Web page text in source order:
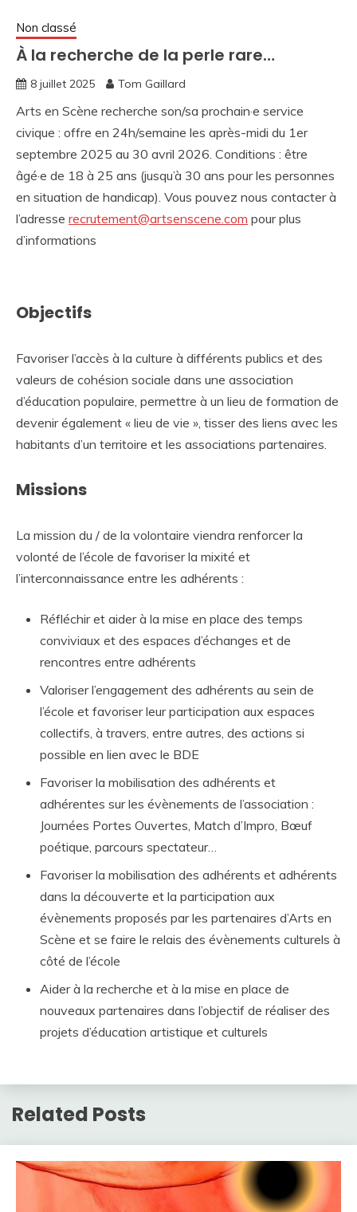
Non classé
À la recherche de la perle rare…
8 juillet 2025 Tom Gaillard
Arts en Scène recherche son/sa prochain·e service
civique : offre en 24h/semaine les après-midi du 1er
septembre 2025 au 30 avril 2026. Conditions : être
âgé·e de 18 à 25 ans (jusqu’à 30 ans pour les personnes
en situation de handicap). Vous pouvez nous contacter à
l’adresse recrutement@artsenscene.com pour plus
d’informations
Objectifs
Favoriser l’accès à la culture à différents publics et des
valeurs de cohésion sociale dans une association
d’éducation populaire, permettre à un lieu de formation de
devenir également « lieu de vie », tisser des liens avec les
habitants d’un territoire et les associations partenaires.
Missions
La mission du / de la volontaire viendra renforcer la
volonté de l’école de favoriser la mixité et
l’interconnaissance entre les adhérents :
Réfléchir et aider à la mise en place des temps
conviviaux et des espaces d’échanges et de
rencontres entre adhérents
Valoriser l’engagement des adhérents au sein de
l’école et favoriser leur participation aux espaces
collectifs, à travers, entre autres, des actions si
possible en lien avec le BDE
Favoriser la mobilisation des adhérents et
adhérentes sur les évènements de l’association :
Journées Portes Ouvertes, Match d’Impro, Bœuf
poétique, parcours spectateur…
Favoriser la mobilisation des adhérents et adhérents
dans la découverte et la participation aux
évènements proposés par les partenaires d’Arts en
Scène et se faire le relais des évènements culturels à
côté de l’école
Aider à la recherche et à la mise en place de
nouveaux partenaires dans l’objectif de réaliser des
projets d’éducation artistique et culturels
Related Posts